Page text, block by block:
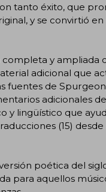
tanto éxito, que
y se convirtió
y ampliada
adicional que
fuentes de
adicionales
y lingüístico que
(15) desde
poética del
para aquellos